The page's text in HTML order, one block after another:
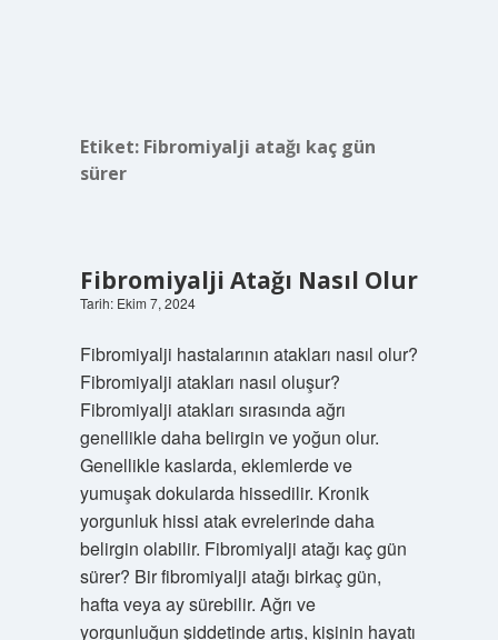
Etiket: Fibromiyalji atağı kaç gün
sürer
Fibromiyalji Atağı Nasıl Olur
Tarih: Ekim 7, 2024
Fibromiyalji hastalarının atakları nasıl olur?
Fibromiyalji atakları nasıl oluşur?
Fibromiyalji atakları sırasında ağrı
genellikle daha belirgin ve yoğun olur.
Genellikle kaslarda, eklemlerde ve
yumuşak dokularda hissedilir. Kronik
yorgunluk hissi atak evrelerinde daha
belirgin olabilir. Fibromiyalji atağı kaç gün
sürer? Bir fibromiyalji atağı birkaç gün,
hafta veya ay sürebilir. Ağrı ve
yorgunluğun şiddetinde artış, kişinin hayatı